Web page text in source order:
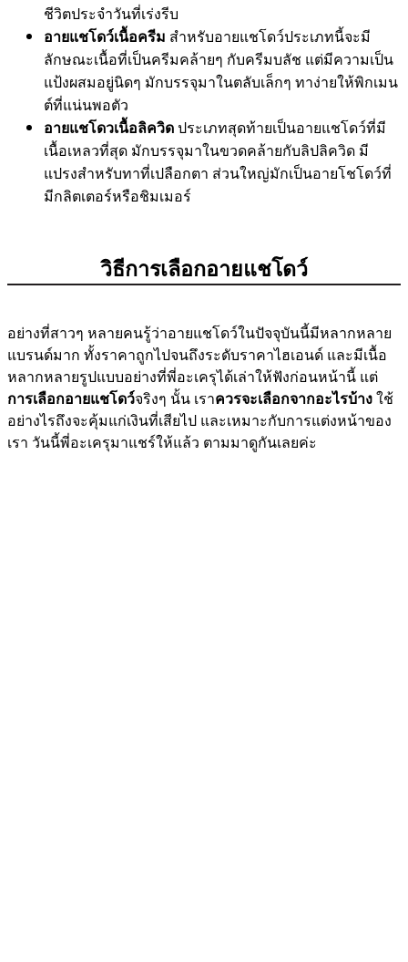
ชีวิตประจำวันที่เร่งรีบ
อายแชโดว์เนื้อครีม สำหรับอายแชโดว์ประเภทนี้จะมี
ลักษณะเนื้อที่เป็นครีมคล้ายๆ กับครีมบลัช แต่มีความเป็น
แป้งผสมอยู่นิดๆ มักบรรจุมาในตลับเล็กๆ ทาง่ายให้พิกเมน
ต์ที่แน่นพอตัว
อายแชโดวเนื้อลิควิดประเภทสุดท้ายเป็นอายแชโดว์ที่มี
เนื้อเหลวที่สุด มักบรรจุมาในขวดคล้ายกับลิปลิควิด มี
แปรงสำหรับทาที่เปลือกตา ส่วนใหญ่มักเป็นอายโชโดว์ที่
มีกลิตเตอร์หรือชิมเมอร์
วิธีการเลือกอายแชโดว์
อย่างที่สาวๆ หลายคนรู้ว่าอายแชโดว์ในปัจจุบันนี้มีหลากหลาย
แบรนด์มาก ทั้งราคาถูกไปจนถึงระดับราคาไฮเอนด์ และมีเนื้อ
หลากหลายรูปแบบอย่างที่พี่อะเครุได้เล่าให้ฟังก่อนหน้านี้ แต่
การเลือกอายแชโดว์จริงๆ นั้น เราควรจะเลือกจากอะไรบ้างใช้
อย่างไรถึงจะคุ้มแก่เงินที่เสียไป และเหมาะกับการแต่งหน้าของ
เรา วันนี้พี่อะเครุมาแชร์ให้แล้ว ตามมาดูกันเลยค่ะ